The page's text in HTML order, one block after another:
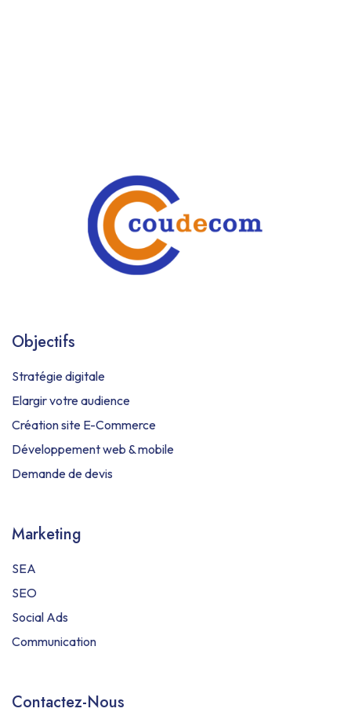
Objectifs
Stratégie digitale
Elargir votre audience
Création site E-Commerce
Développement web & mobile
Demande de devis
Marketing
SEA
SEO
Social Ads
Communication
Contactez-Nous